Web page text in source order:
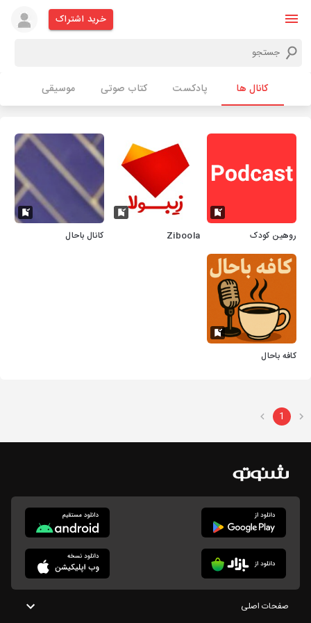
خرید اشتراک
کانال ها پادکست کتاب صوتی موسیقی
روهین کودک Ziboola کانال باحال
کافه باحال
1
صفحات اصلی